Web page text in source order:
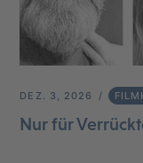
DEZ. 3, 2026
Nur für